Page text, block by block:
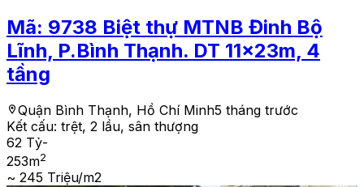
Mã: 9738 Biệt thự MTNB Đinh Bộ
Lĩnh, P.Bình Thạnh. DT 11x23m, 4
tầng
Quận Bình Thạnh, Hồ Chí Minh5 tháng trước
Kết cấu: trệt, 2 lầu, sân thượng
62 Tỷ-
253m2
~ 245 Triệu/m2